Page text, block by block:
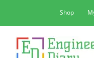
to
content
Shop